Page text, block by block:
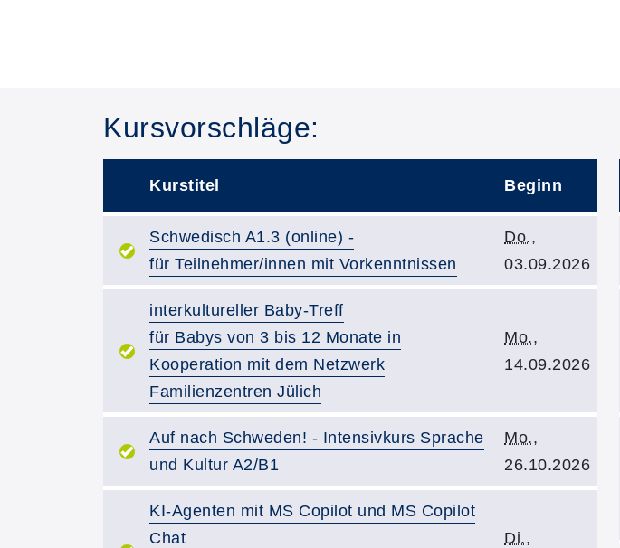
Kursvorschläge:
Kurstitel Beginn
Kurstitel:
Schwedisch A1.3 (online) -
für Teilnehmer/innen mit Vorkenntnissen
Kursbeginn:
Do.,
03.09.2026
Kurstitel:
interkultureller Baby-Treff
für Babys von 3 bis 12 Monate in
Kooperation mit dem Netzwerk
Familienzentren Jülich
Kursbeginn:
Mo.,
14.09.2026
Kurstitel:
Auf nach Schweden! - Intensivkurs Sprache
und Kultur A2/B1
Kursbeginn:
Mo.,
26.10.2026
Kurstitel:
KI-Agenten mit MS Copilot und MS Copilot
Chat
Kursbeginn:
Di.,